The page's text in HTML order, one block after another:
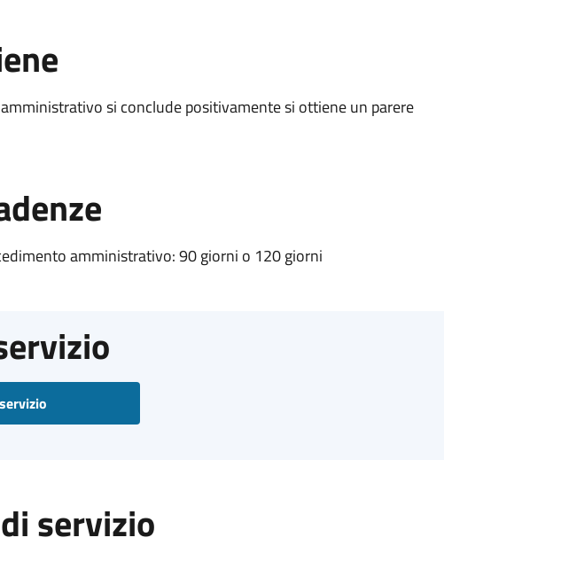
si conclude positivamente si ottiene un parere
amministrativo: 90 giorni o 120 giorni
servizio